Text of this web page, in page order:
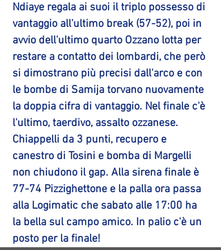
Ndiaye regala ai suoi il triplo possesso di
vantaggio all'ultimo break (57-52), poi in
avvio dell'ultimo quarto Ozzano lotta per
restare a contatto dei lombardi, che però
si dimostrano più precisi dall'arco e con
le bombe di Samija torvano nuovamente
la doppia cifra di vantaggio. Nel finale c'è
l'ultimo, taerdivo, assalto ozzanese.
Chiappelli da 3 punti, recupero e
canestro di Tosini e bomba di Margelli
non chiudono il gap. Alla sirena finale è
77-74 Pizzighettone e la palla ora passa
alla Logimatic che sabato alle 17:00 ha
la bella sul campo amico. In palio c'è un
posto per la finale!